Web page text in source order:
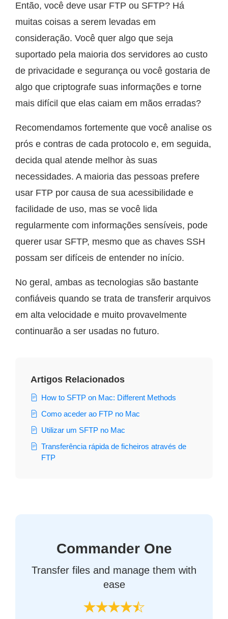
Então, você deve usar FTP ou SFTP? Há
muitas coisas a serem levadas em
consideração. Você quer algo que seja
suportado pela maioria dos servidores ao custo
de privacidade e segurança ou você gostaria de
algo que criptografe suas informações e torne
mais difícil que elas caiam em mãos erradas?
Recomendamos fortemente que você analise os
prós e contras de cada protocolo e, em seguida,
decida qual atende melhor às suas
necessidades. A maioria das pessoas prefere
usar FTP por causa de sua acessibilidade e
facilidade de uso, mas se você lida
regularmente com informações sensíveis, pode
querer usar SFTP, mesmo que as chaves SSH
possam ser difíceis de entender no início.
No geral, ambas as tecnologias são bastante
confiáveis quando se trata de transferir arquivos
em alta velocidade e muito provavelmente
continuarão a ser usadas no futuro.
Artigos Relacionados
How to SFTP on Mac: Different Methods
Como aceder ao FTP no Mac
Utilizar um SFTP no Mac
Transferência rápida de ficheiros através de
FTP
Commander One
Transfer files and manage them with
ease